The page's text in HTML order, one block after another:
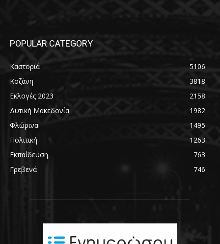
POPULAR CATEGORY
Καστοριά
5106
Κοζάνη
3818
Εκλογές 2023
2158
Δυτική Μακεδονία
1982
Φλώρινα
1495
Πολιτική
1263
Εκπαίδευση
763
Γρεβενά
746